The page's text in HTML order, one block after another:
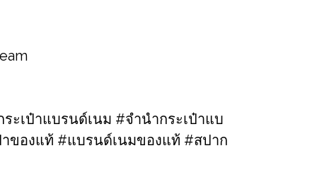
ะเป๋าแบรนด์เนม​ #จำนำกระเป๋าแบ
าของแท้​ #แบรนด์เนมของแท้ #สปาก